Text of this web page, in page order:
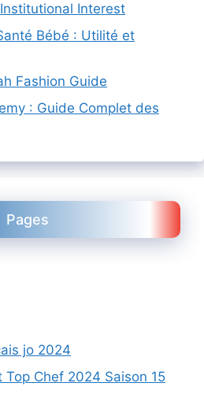
Interest
Bébé : Utilité et
Fashion Guide
: Guide Complet des
Pages
jo 2024
Chef 2024 Saison 15